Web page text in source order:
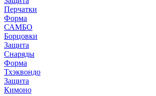
Перчатки
Форма
САМБО
Борцовки
Защита
Снаряды
Форма
Тхэквондо
Защита
Кимоно